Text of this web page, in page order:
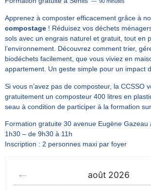
Apprenez à composter efficacement grâce à
compostage ! Réduisez vos déchets
sols avec un engrais naturel et gratuit, tout en
l’environnement. Découvrez comment trier,
biodéchets facilement, que vous viviez en
appartement. Un geste simple pour un impact
Si vous n’avez pas de composteur, la CCSSO
gratuitement un composteur 400 litres en
seau à condition de participer à la formation
Formation gratuite 30 avenue Eugène Gazeau
1h30 – de 9h30 à 11h
Inscription : 2 personnes maxi par foyer
août 2026